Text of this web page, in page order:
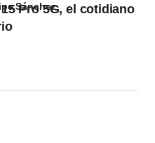
Pro 5G, el cotidiano
Sánchez